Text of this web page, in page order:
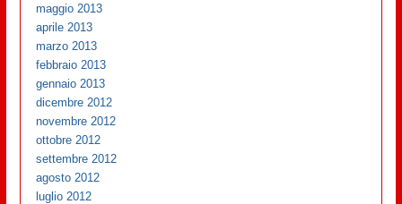
maggio 2013
aprile 2013
marzo 2013
febbraio 2013
gennaio 2013
dicembre 2012
novembre 2012
ottobre 2012
settembre 2012
agosto 2012
luglio 2012